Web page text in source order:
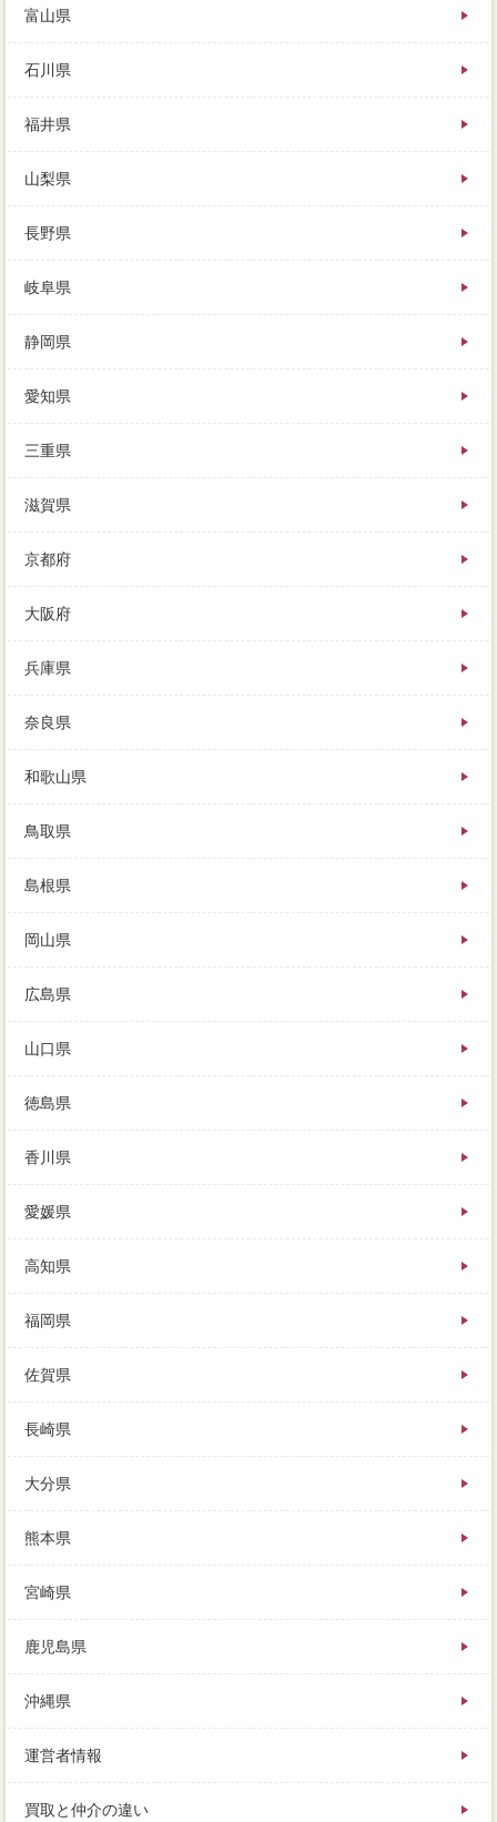
富山県
石川県
福井県
山梨県
長野県
岐阜県
静岡県
愛知県
三重県
滋賀県
京都府
大阪府
兵庫県
奈良県
和歌山県
鳥取県
島根県
岡山県
広島県
山口県
徳島県
香川県
愛媛県
高知県
福岡県
佐賀県
長崎県
大分県
熊本県
宮崎県
鹿児島県
沖縄県
運営者情報
買取と仲介の違い